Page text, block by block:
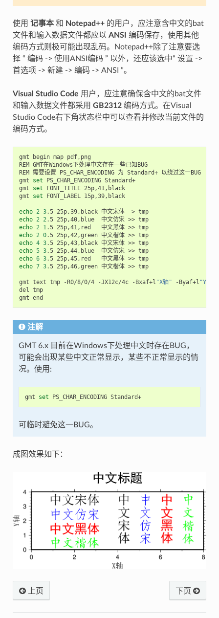
使用 记事本和 Notepad++的用户，应注意含中文的bat
文件和输入数据文件都应以 ANSI 编码保存，使用其他
编码方式则极可能出现乱码。Notepad++除了注意要选
择 “ 编码 -> 使用ANSI编码 ” 以外，还应该选中“ 设置 ->
首选项 -> 新建 -> 编码 -> ANSI ”。
Visual Studio Code 用户，应注意确保含中文的bat文件
和输入数据文件都采用 GB2312编码方式。在Visual
Studio Code右下角状态栏中可以查看并修改当前文件的
编码方式。
gmt begin map pdf,png
REM GMT在Windows下处理中文存在一些已知BUG
REM 需要设置 PS_CHAR_ENCODING 为 Standard+ 以绕过这一BUG
gmt set PS_CHAR_ENCODING Standard+
gmt set FONT_TITLE 25p,41,black
gmt set FONT_LABEL 15p,39,black
echo 2 3
.5 25p,39,black 中文宋体  > tmp
echo 2 2
.5 25p,40,blue  中文仿宋 >> tmp
echo 2 1
.5 25p,41,red   中文黑体 >> tmp
echo 2 0
.5 25p,42,green 中文楷体 >> tmp
echo 4 3
.5 25p,43,black 中文宋体 >> tmp
echo 5 3
.5 25p,44,blue  中文仿宋 >> tmp
echo 6 3
.5 25p,45,red   中文黑体 >> tmp
echo 7 3.5 25p,46,green 中文楷体 >> tmp
gmt text tmp -R0/8/0/4 -JX12c/4c -Bxaf+l "X轴" -Byaf+l "Y轴"
del tmp
注解
GMT 6.x 目前在Windows下处理中文时存在BUG，
可能会出现某些中文正常显示，某些不正常显示的情
况。使用:
gmt set PS_CHAR_ENCODING Standard+
可临时避免这一BUG。
成图效果如下：
下页
上页